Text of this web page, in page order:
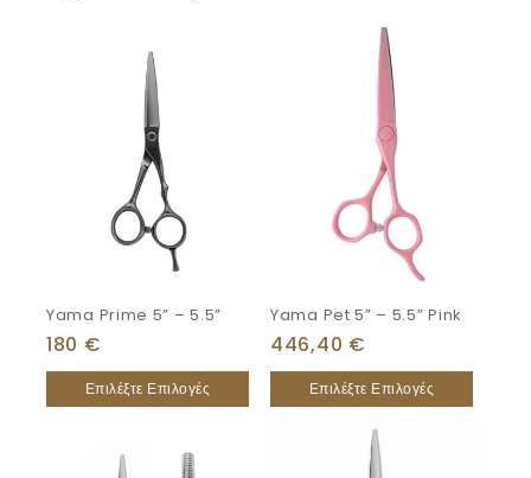
Yama Prime 5” – 5.5”
180 €
Επιλέξτε Επιλογές
Yama Pet 5” – 5.5” Pink
446,40 €
Επιλέξτε Επιλογές